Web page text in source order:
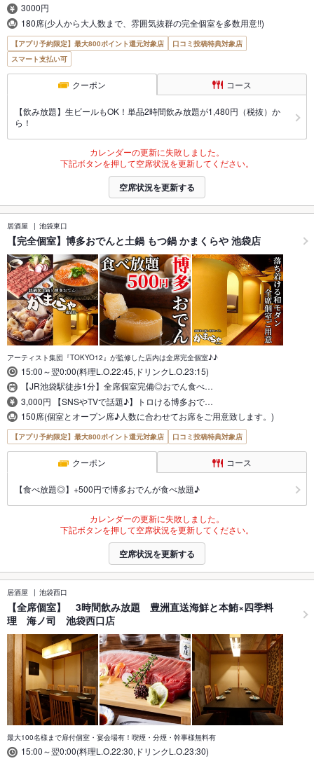
3000円
180席(少人から大人数まで、雰囲気抜群の完全個室を多数用意!!)
【アプリ予約限定】最大800ポイント還元対象店
口コミ投稿特典対象店
スマート支払い可
クーポン コース
【飲み放題】生ビールもOK！単品2時間飲み放題が1,480円（税抜）か
ら！
カレンダーの更新に失敗しました。
下記ボタンを押して空席状況を更新してください。
空席状況を更新する
居酒屋 池袋東口
【完全個室】博多おでんと土鍋 もつ鍋 かまくらや 池袋店
アーティスト集団『TOKYO12』が監修した店内は全席完全個室♪♪
15:00～翌0:00(料理L.O.22:45,ドリンクL.O.23:15)
【JR池袋駅徒歩1分】全席個室完備◎おでん食べ…
3,000円 【SNSやTVで話題♪】トロける博多おで…
150席(個室とオープン席♪人数に合わせてお席をご用意致します。)
【アプリ予約限定】最大800ポイント還元対象店 口コミ投稿特典対象店
クーポン コース
【食べ放題◎】+500円で博多おでんが食べ放題♪
カレンダーの更新に失敗しました。
下記ボタンを押して空席状況を更新してください。
空席状況を更新する
居酒屋 池袋西口
【全席個室】 3時間飲み放題 豊洲直送海鮮と本鮪×四季料
理 海ノ司 池袋西口店
最大100名様まで扉付個室・宴会場有！喫煙・分煙・幹事様無料有
15:00～翌0:00(料理L.O.22:30,ドリンクL.O.23:30)